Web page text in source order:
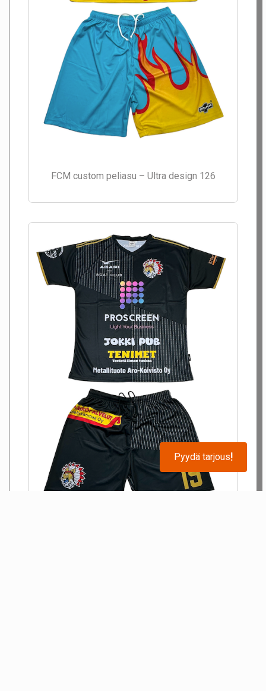
FCM custom peliasu – Ultra design 126
Pyydä tarjous!